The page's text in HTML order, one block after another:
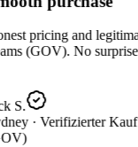
pricing and
(GOV). No
S.
· Verifizierter Kauf